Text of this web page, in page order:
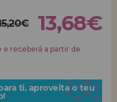
13,68€
e receberá a partir de
ti, aproveita o teu